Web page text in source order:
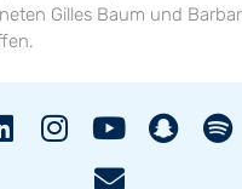
Gilles Baum und